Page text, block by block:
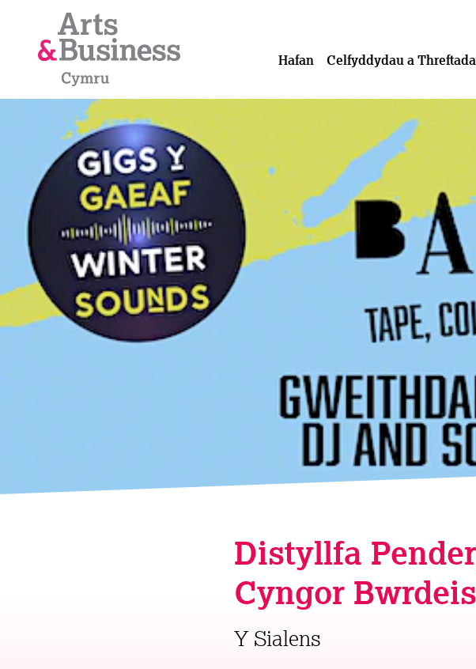
Mynd i'r cynnwys
Hafan Celfyddydau a
Distyllfa
Cyngor
Y Sialens